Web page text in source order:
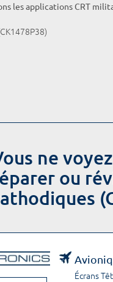
les applications CRT
ne
ou
Écrans